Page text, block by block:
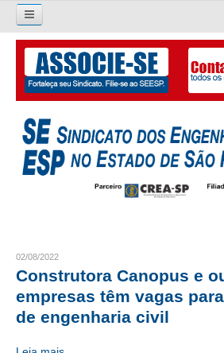
Pesquisar...
O SINDICATO
APRESENTAÇÃO
PALAVRA DO PRESIDENTE
LIVRO GESTÃO 2026-2029
GALERIA EX-PRESIDENTES
02/08/2022
Construtora Canopus e
empresas têm vagas
de engenharia civil